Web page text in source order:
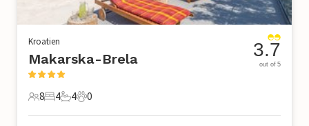
Kroatien
Makarska-Brela
8 Gäste
8
4 Schlafzimmer
4
4 Badezimmer
4
0 Haustiere
0
3.7
out of 5